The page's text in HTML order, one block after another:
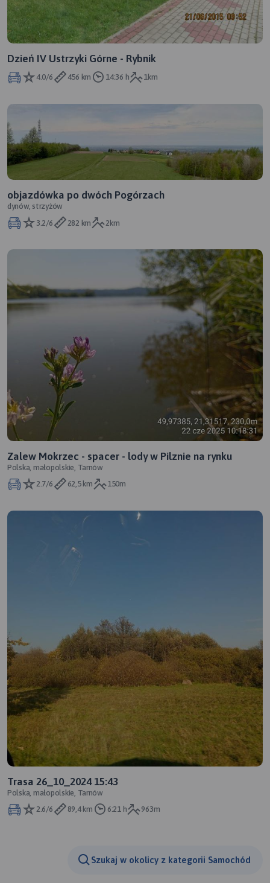
Dzień IV Ustrzyki Górne - Rybnik
4.0/6 456 km 14:36 h 1km
objazdówka po dwóch Pogórzach
dynów, strzyżów
3.2/6
282 km 2km
Zalew Mokrzec - spacer - lody w Pilznie na rynku
Polska, małopolskie, Tarnów
2.7/6
62,5 km 150m
Trasa 26_10_2024 15:43
Polska, małopolskie, Tarnów
2.6/6
89,4 km 6:21 h 963m
Szukaj w okolicy z kategorii Samochód